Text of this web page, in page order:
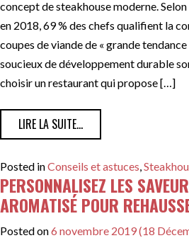
concept de steakhouse moderne.
en 2018, 69 % des chefs qualifient la
coupes de viande de « grande
soucieux de développement durable
choisir un restaurant qui propose […]
LIRE LA SUITE…
Posted inConseils et astuces
PERSONNALISEZ LES
AROMATISÉ POUR
Posted on6 novembre 2019(18